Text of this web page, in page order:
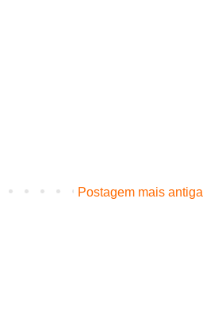
Postagem mais antiga